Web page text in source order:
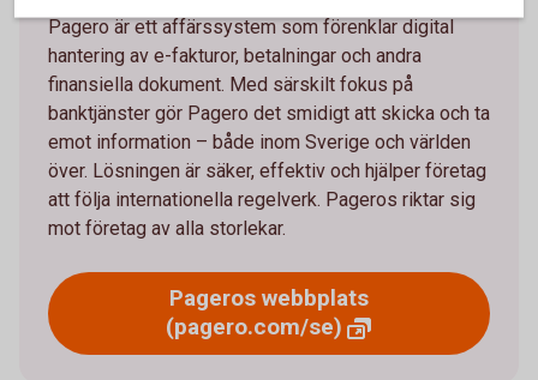
Pagero är ett affärssystem som förenklar digital
hantering av e-fakturor, betalningar och andra
finansiella dokument. Med särskilt fokus på
banktjänster gör Pagero det smidigt att skicka och ta
emot information – både inom Sverige och världen
över. Lösningen är säker, effektiv och hjälper företag
att följa internationella regelverk. Pageros riktar sig
mot företag av alla storlekar.
Pageros webbplats
(pagero.com/se)